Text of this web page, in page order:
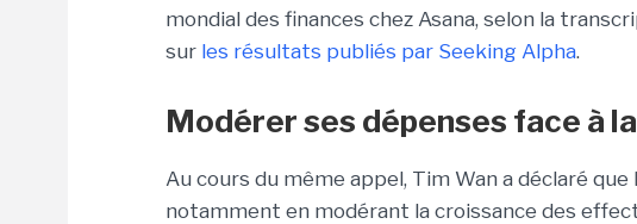
mondial des finances chez Asana, selon la
sur les résultats publiés par Seeking Alpha.
Modérer ses dépenses face à
Au cours du même appel, Tim Wan a déclaré
notamment en modérant la croissance des